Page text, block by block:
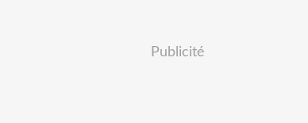
Publicité